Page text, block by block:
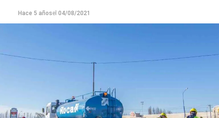
Hace 5 añosel 04/08/2021